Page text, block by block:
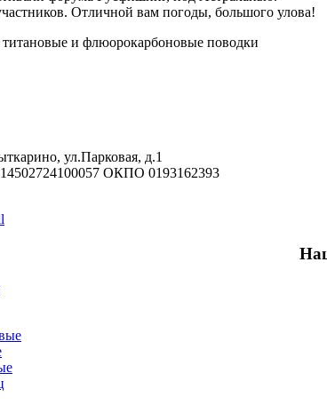
Отличной вам погоды, большого улова!
и флюорокарбоновые поводки
ул.Парковая, д.1
ОКПО 0193162393